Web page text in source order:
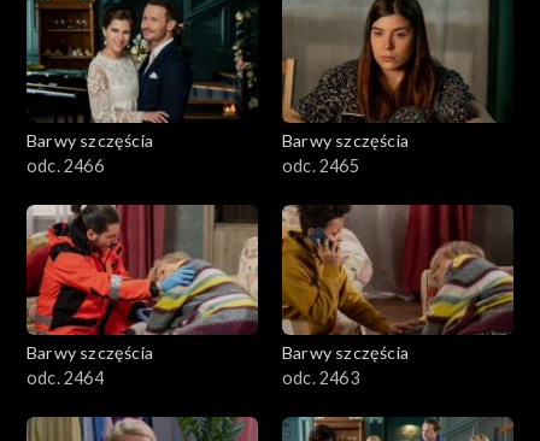
Barwy szczęścia
odc. 2466
Barwy szczęścia
odc. 2465
Barwy szczęścia
odc. 2464
Barwy szczęścia
odc. 2463